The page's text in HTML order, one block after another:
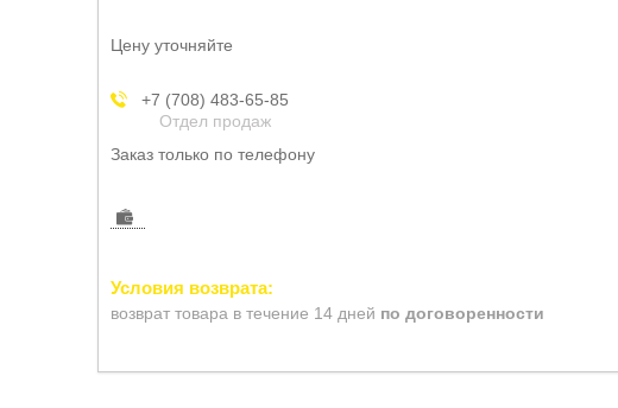
Цену уточняйте
+7 (708) 483-65-85
Отдел продаж
Заказ только по телефону
возврат товара в течение 14 дней по договоренности